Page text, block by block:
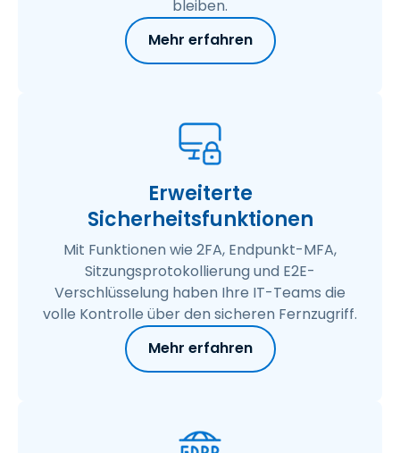
bleiben.
Mehr erfahren
Erweiterte
Sicherheitsfunktionen
Mit Funktionen wie 2FA, Endpunkt-MFA,
Sitzungsprotokollierung und E2E-
Verschlüsselung haben Ihre IT-Teams die
volle Kontrolle über den sicheren Fernzugriff.
Mehr erfahren